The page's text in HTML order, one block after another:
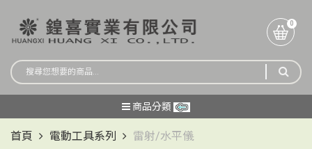
0
商品分類
首頁 電動工具系列 雷射/水平儀